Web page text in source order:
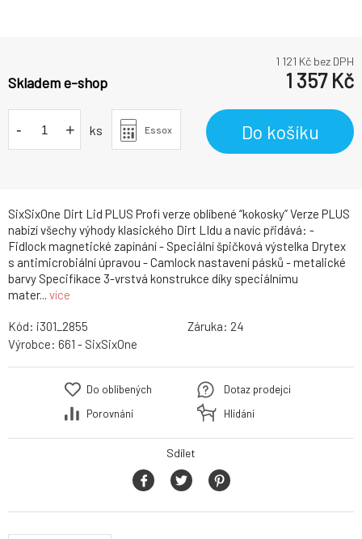
SixSixOne Dirt Lid PLUS Profi verze oblíbené “kokosky” Verze PLUS
nabízí všechy výhody klasického Dirt LIdu a navíc přidává: -
Fidlock magnetické zapínání - Speciální špičková výstelka Drytex
s antimicrobiální úpravou - Camlock nastavení pásků - metalické
barvy Specifikace 3-vrstvá konstrukce díky speciálnímu
mater... více
1 121 Kč bez DPH
Skladem e-shop 1 357Kč
- + ks Essox Do košíku
Kód: i301_2855 Záruka: 24
Výrobce: 661 - SixSixOne
Do oblíbených
Porovnání
Dotaz prodejci
Hlídání
Sdílet